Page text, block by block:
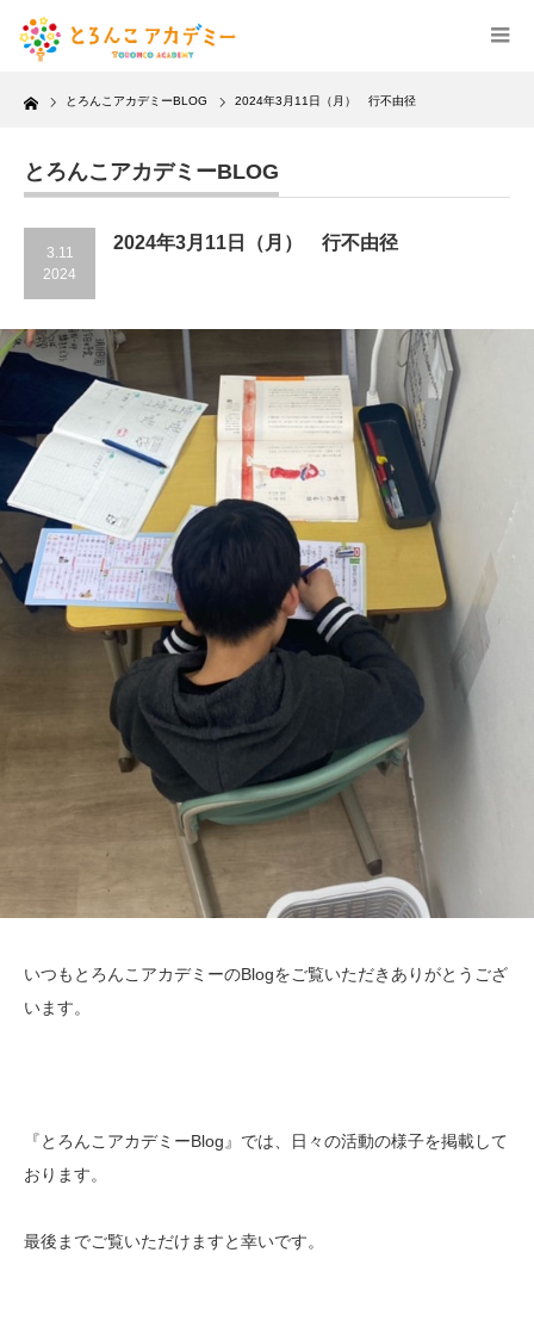
Home とろんこアカデミーBLOG 2024年3月11日（月） 行不由径
とろんこアカデミーBLOG
3.11
2024
2024年3月11日（月） 行不由径
いつもとろんこアカデミーのBlogをご覧いただきありがとうござ
います。
『とろんこアカデミーBlog』では、日々の活動の様子を掲載して
おります。
最後までご覧いただけますと幸いです。